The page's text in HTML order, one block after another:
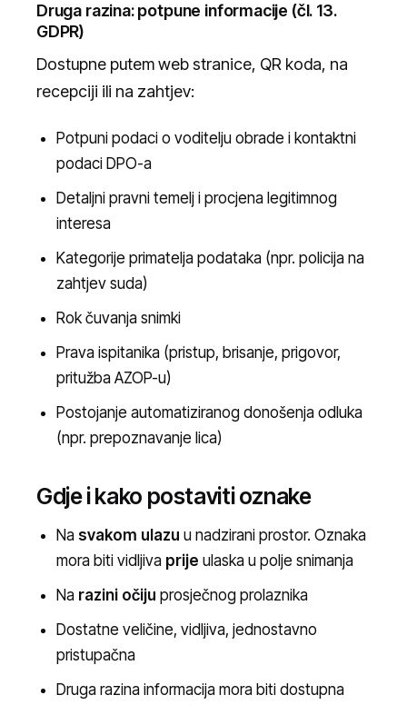
Druga razina: potpune informacije (čl. 13.
GDPR)
Dostupne putem web stranice, QR koda, na
recepciji ili na zahtjev:
Potpuni podaci o voditelju obrade i kontaktni
podaci DPO-a
Detaljni pravni temelj i procjena legitimnog
interesa
Kategorije primatelja podataka (npr. policija na
zahtjev suda)
Rok čuvanja snimki
Prava ispitanika (pristup, brisanje, prigovor,
pritužba AZOP-u)
Postojanje automatiziranog donošenja odluka
(npr. prepoznavanje lica)
Gdje i kako postaviti oznake
Na svakom ulazu u nadzirani prostor. Oznaka
mora biti vidljiva prije ulaska u polje snimanja
Na razini očiju prosječnog prolaznika
Dostatne veličine, vidljiva, jednostavno
pristupačna
Druga razina informacija mora biti dostupna